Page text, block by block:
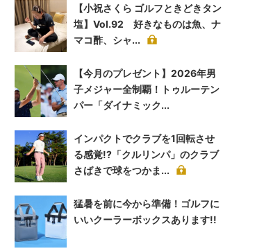
【小祝さくら ゴルフときどきタン
塩】Vol.92 好きなものは魚、ナ
マコ酢、シャ...
【今月のプレゼント】2026年男
子メジャー全制覇！トゥルーテン
パー「ダイナミック...
インパクトでクラブを1回転させ
る感覚!?「クルリンパ」のクラブ
さばきで球をつかま...
猛暑を前に今から準備！ゴルフに
いいクーラーボックスあります!!